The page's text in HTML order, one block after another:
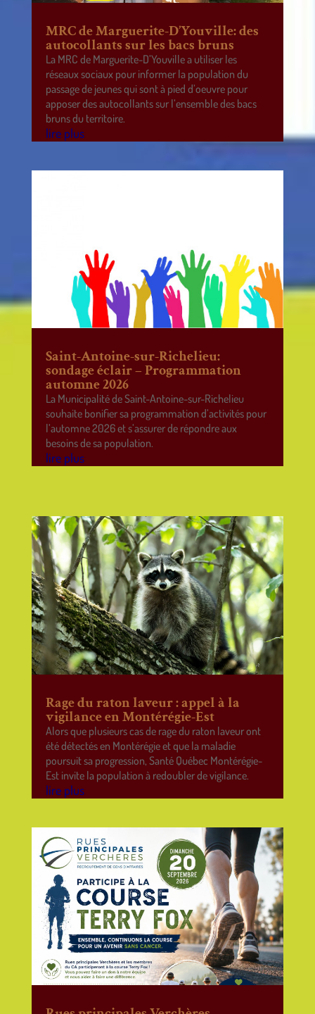
MRC de Marguerite-D’Youville: des
autocollants sur les bacs bruns
La MRC de Marguerite-D’Youville a utiliser les
réseaux sociaux pour informer la population du
passage de jeunes qui sont à pied d’oeuvre pour
apposer des autocollants sur l’ensemble des bacs
bruns du territoire.
lire plus
Saint-Antoine-sur-Richelieu:
sondage éclair – Programmation
automne 2026
La Municipalité de Saint-Antoine-sur-Richelieu
souhaite bonifier sa programmation d’activités pour
l’automne 2026 et s’assurer de répondre aux
besoins de sa population.
lire plus
Rage du raton laveur : appel à la
vigilance en Montérégie-Est
Alors que plusieurs cas de rage du raton laveur ont
été détectés en Montérégie et que la maladie
poursuit sa progression, Santé Québec Montérégie-
Est invite la population à redoubler de vigilance.
lire plus